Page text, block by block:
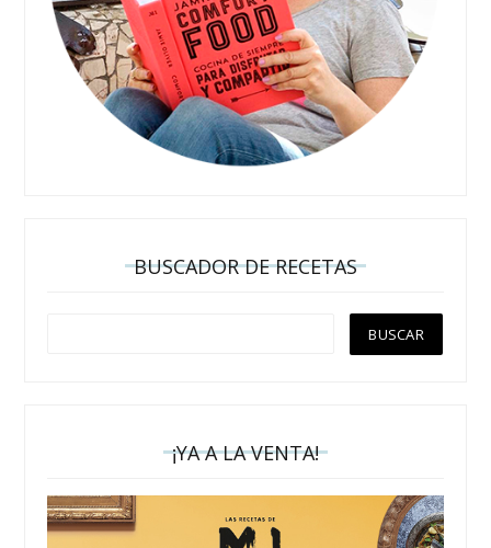
BUSCADOR DE RECETAS
¡YA A LA VENTA!